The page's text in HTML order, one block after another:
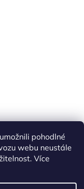
pohodlné
webu neustále
Více